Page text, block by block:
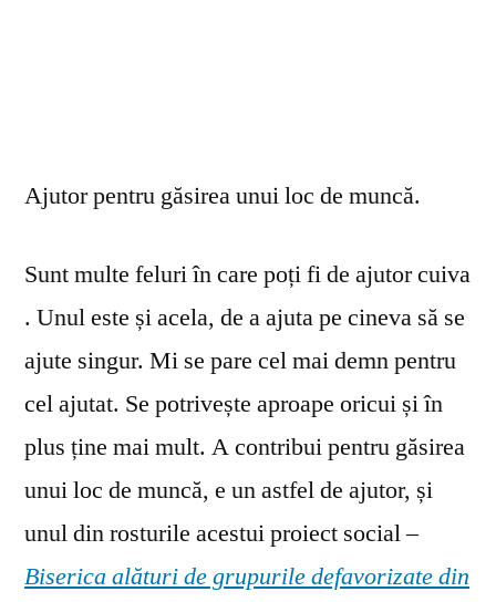
Ajutor pentru găsirea unui loc de muncă.
Sunt multe feluri în care poți fi de ajutor cuiva
. Unul este și acela, de a ajuta pe cineva să se
ajute singur. Mi se pare cel mai demn pentru
cel ajutat. Se potrivește aproape oricui și în
plus ține mai mult. A contribui pentru găsirea
unui loc de muncă, e un astfel de ajutor, și
unul din rosturile acestui proiect social –
Biserica alături de grupurile defavorizate din